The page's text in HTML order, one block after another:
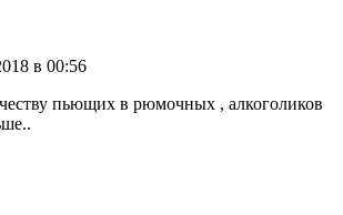
в 00:56
пьющих в рюмочных , алкоголиков